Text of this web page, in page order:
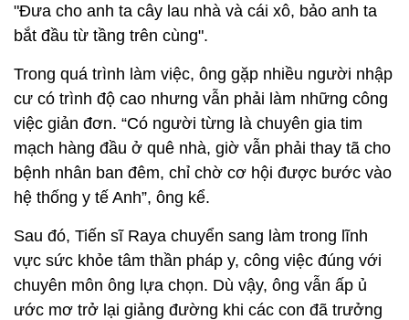
"Đưa cho anh ta cây lau nhà và cái xô, bảo anh ta
bắt đầu từ tầng trên cùng".
Trong quá trình làm việc, ông gặp nhiều người nhập
cư có trình độ cao nhưng vẫn phải làm những công
việc giản đơn. “Có người từng là chuyên gia tim
mạch hàng đầu ở quê nhà, giờ vẫn phải thay tã cho
bệnh nhân ban đêm, chỉ chờ cơ hội được bước vào
hệ thống y tế Anh”, ông kể.
Sau đó, Tiến sĩ Raya chuyển sang làm trong lĩnh
vực sức khỏe tâm thần pháp y, công việc đúng với
chuyên môn ông lựa chọn. Dù vậy, ông vẫn ấp ủ
ước mơ trở lại giảng đường khi các con đã trưởng